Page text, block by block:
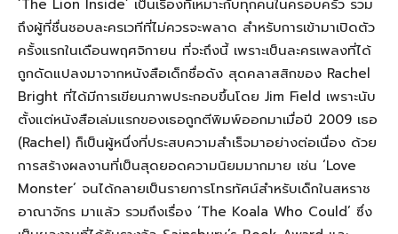
‘The Lion Inside’ เป็นเรื่องที่เหมาะกับทุกคนในครอบครัว รวม
ถึงผู้ที่ชื่นชอบละครเวทีที่ไม่ควรจะพลาด สำหรับการเข้ามาเปิดตัว
ครั้งแรกในเดือนพฤศจิกายน ที่จะถึงนี้ เพราะเป็นละครเพลงที่ได้
ถูกดัดแปลงมาจากหนังสือเด็กชื่อดัง สุดคลาสสิกของ Rachel
Bright ที่ได้มีการเขียนภาพประกอบขึ้นโดย Jim Field เพราะนับ
ตั้งแต่หนังสือเล่มแรกของเธอถูกตีพิมพ์ออกมาเมื่อปี 2009 เธอ
(Rachel) ก็เป็นผู้หนึ่งที่ประสบความสำเร็จมาอย่างต่อเนื่อง ด้วย
การสร้างผลงานที่เป็นสุดยอดความนิยมมากมาย เช่น ‘Love
Monster’ จนได้กลายเป็นรายการโทรทัศน์สำหรับเด็กในสหราช
อาณาจักร มาแล้ว รวมถึงเรื่อง ‘The Koala Who Could’ ซึ่ง